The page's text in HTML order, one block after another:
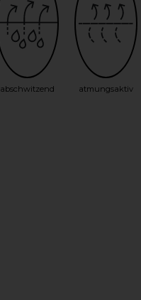
abschwitzend atmungsaktiv